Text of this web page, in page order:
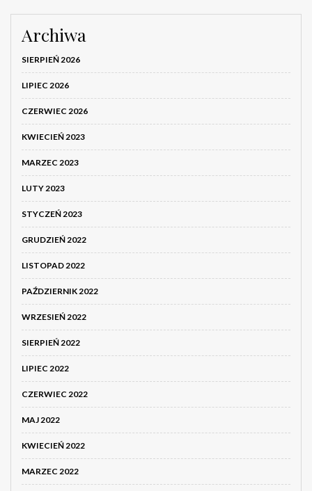
Archiwa
SIERPIEŃ 2026
LIPIEC 2026
CZERWIEC 2026
KWIECIEŃ 2023
MARZEC 2023
LUTY 2023
STYCZEŃ 2023
GRUDZIEŃ 2022
LISTOPAD 2022
PAŹDZIERNIK 2022
WRZESIEŃ 2022
SIERPIEŃ 2022
LIPIEC 2022
CZERWIEC 2022
MAJ 2022
KWIECIEŃ 2022
MARZEC 2022